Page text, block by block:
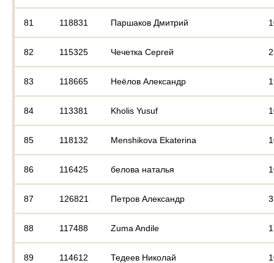
81 118831 Паршаков Дмитрий
82 115325 Чечетка Сергей
83 118665 Неёлов Александр
84 113381 Kholis Yusuf
85 118132 Menshikova Ekaterina
86 116425 белова наталья
87 126821 Петров Александр
88 117488 Zuma Andile
89 114612 Тедеев Николай